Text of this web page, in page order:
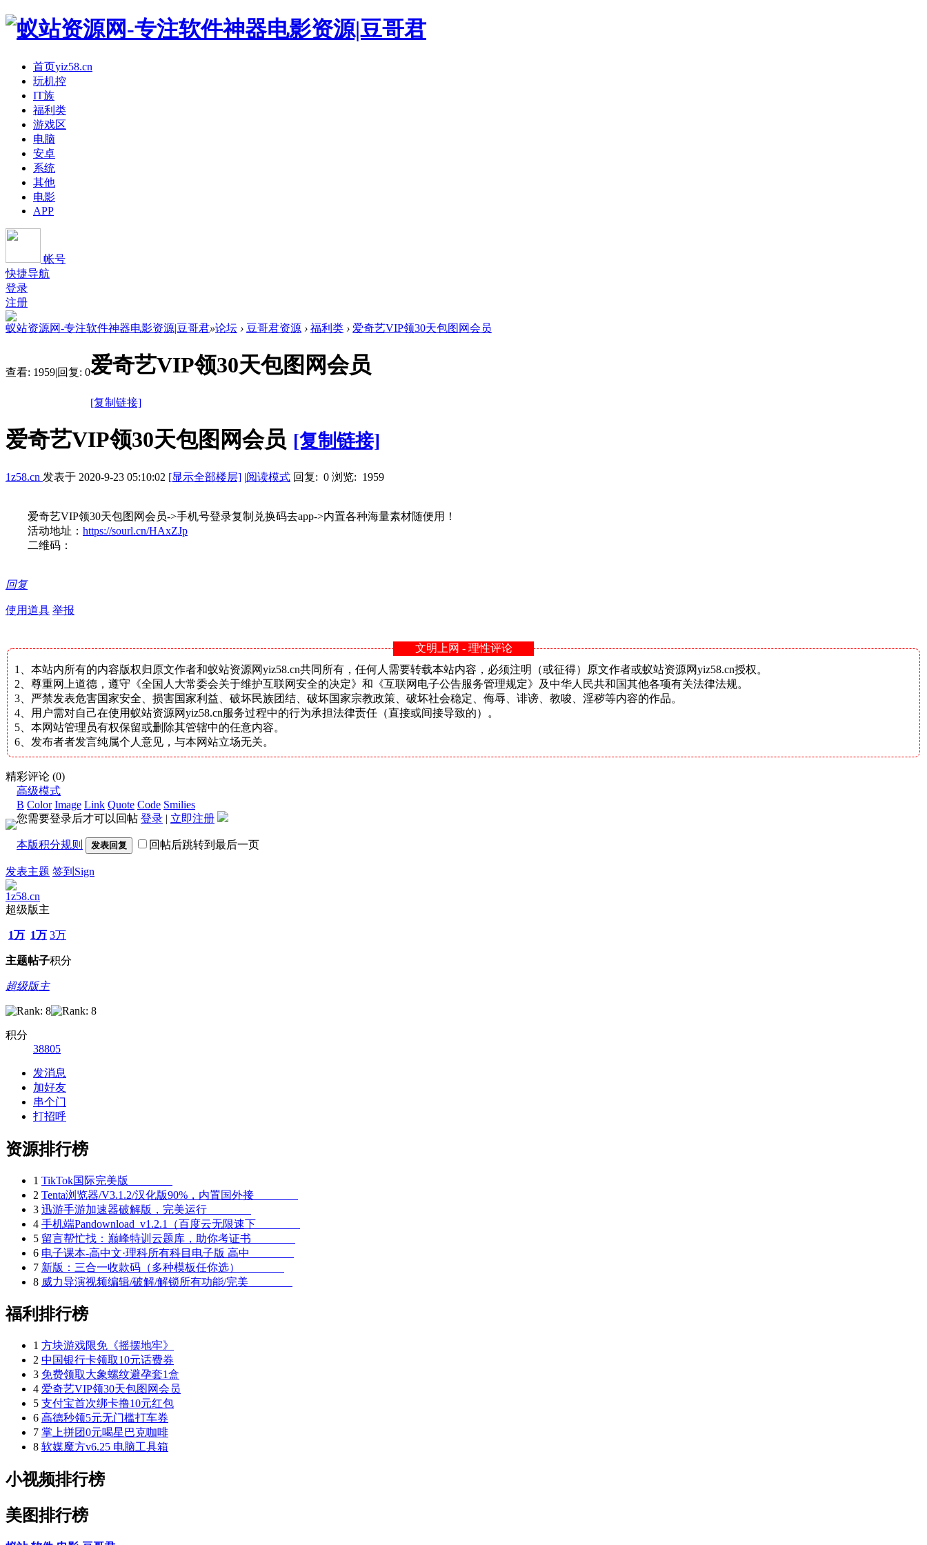
首页yiz58.cn
玩机控
IT族
福利类
游戏区
电脑
安卓
系统
其他
电影
APP
帐号
快捷导航
登录
注册
蚁站资源网-专注软件神器电影资源|豆哥君»论坛 › 豆哥君资源 › 福利类 › 爱奇艺VIP领30天包图网会员
查看: 1959|回复: 0爱奇艺VIP领30天包图网会员
[复制链接]
爱奇艺VIP领30天包图网会员 [复制链接]
1z58.cn 发表于 2020-9-23 05:10:02 [显示全部楼层] |阅读模式 回复: 0 浏览: 1959
爱奇艺VIP领30天包图网会员->手机号登录复制兑换码去app->内置各种海量素材随便用！
活动地址： https://sourl.cn/HAxZJp
二维码：
回复
使用道具 举报
文明上网 - 理性评论
1、本站内所有的内容版权归原文作者和蚁站资源网yiz58.cn共同所有，任何人需要转载本站内容，必须注明（或征得）原文作者或蚁站资源网yiz58.cn授权。
2、尊重网上道德，遵守《全国人大常委会关于维护互联网安全的决定》和《互联网电子公告服务管理规定》及中华人民共和国其他各项有关法律法规。
3、严禁发表危害国家安全、损害国家利益、破坏民族团结、破坏国家宗教政策、破坏社会稳定、侮辱、诽谤、教唆、淫秽等内容的作品。
4、用户需对自己在使用蚁站资源网yiz58.cn服务过程中的行为承担法律责任（直接或间接导致的）。
5、本网站管理员有权保留或删除其管辖中的任意内容。
6、发布者者发言纯属个人意见，与本网站立场无关。
精彩评论 (0)
高级模式
B Color Image Link Quote Code Smilies
您需要登录后才可以回帖 登录 | 立即注册
本版积分规则 发表回复 回帖后跳转到最后一页
发表主题 签到Sign
1z58.cn
超级版主
1万
主题
1万
帖子
3万
积分
超级版主
积分
38805
发消息
加好友
串个门
打招呼
资源排行榜
1 TikTok国际完美版
2 Tenta浏览器/V3.1.2/汉化版90%，内置国外接
3 迅游手游加速器破解版，完美运行
4 手机端Pandownload_v1.2.1（百度云无限速下
5 留言帮忙找：巅峰特训云题库，助你考证书
6 电子课本-高中文·理科所有科目电子版 高中
7 新版：三合一收款码（多种模板任你选）
8 威力导演视频编辑/破解/解锁所有功能/完美
福利排行榜
1 方块游戏限免《摇摆地牢》
2 中国银行卡领取10元话费券
3 免费领取大象螺纹避孕套1盒
4 爱奇艺VIP领30天包图网会员
5 支付宝首次绑卡撸10元红包
6 高德秒领5元无门槛打车券
7 掌上拼团0元喝星巴克咖啡
8 软媒魔方v6.25 电脑工具箱
小视频排行榜
美图排行榜